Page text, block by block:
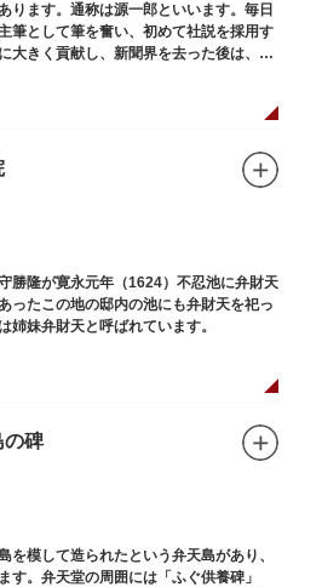
ります。通称は源一郎といいます。毎日
筆として筆を奮い、初めて社説を採用す
大きく貢献し、新聞界を去った後は、文
勝隆が寛永元年（1624）不忍池に弁財天
ったこの地の邸内の池にも弁財天を祀っ
姉妹弁財天と呼ばれています。
の碑
を模して造られたという弁天島があり、
す。弁天堂の周囲には「ふぐ供養碑」